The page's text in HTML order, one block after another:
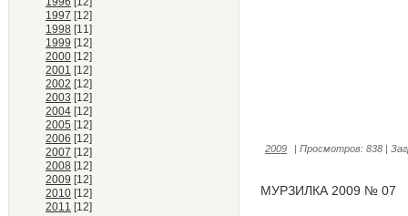
1997 [12]
1998 [11]
1999 [12]
2000 [12]
2001 [12]
2002 [12]
2003 [12]
2004 [12]
2005 [12]
2006 [12]
2007 [12]
2008 [12]
2009 [12]
2010 [12]
2011 [12]
2009 | Просмотров: 838 |
МУРЗИЛКА 2009 № 07